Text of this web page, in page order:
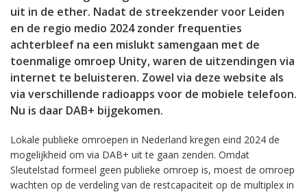
uit in de ether. Nadat de streekzender voor Leiden
en de regio medio 2024 zonder frequenties
achterbleef na een mislukt samengaan met de
toenmalige omroep Unity, waren de uitzendingen via
internet te beluisteren. Zowel via deze website als
via verschillende radioapps voor de mobiele telefoon.
Nu is daar DAB+ bijgekomen.
Lokale publieke omroepen in Nederland kregen eind 2024 de
mogelijkheid om via DAB+ uit te gaan zenden. Omdat
Sleutelstad formeel geen publieke omroep is, moest de omroep
wachten op de verdeling van de restcapaciteit op de multiplex in